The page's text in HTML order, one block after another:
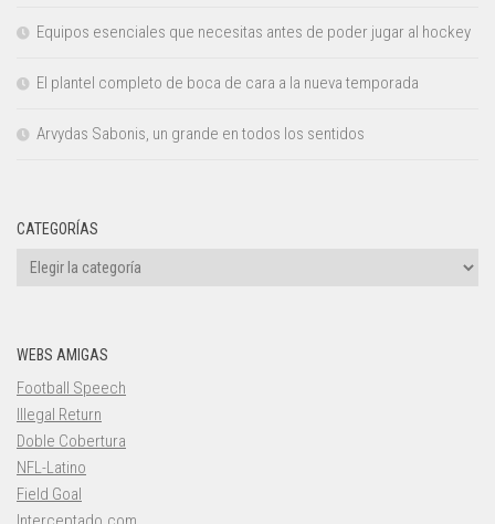
Equipos esenciales que necesitas antes de poder jugar al hockey
El plantel completo de boca de cara a la nueva temporada
Arvydas Sabonis, un grande en todos los sentidos
CATEGORÍAS
Categorías
WEBS AMIGAS
Football Speech
Illegal Return
Doble Cobertura
NFL-Latino
Field Goal